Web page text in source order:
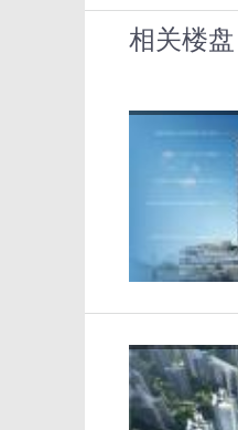
相关楼盘